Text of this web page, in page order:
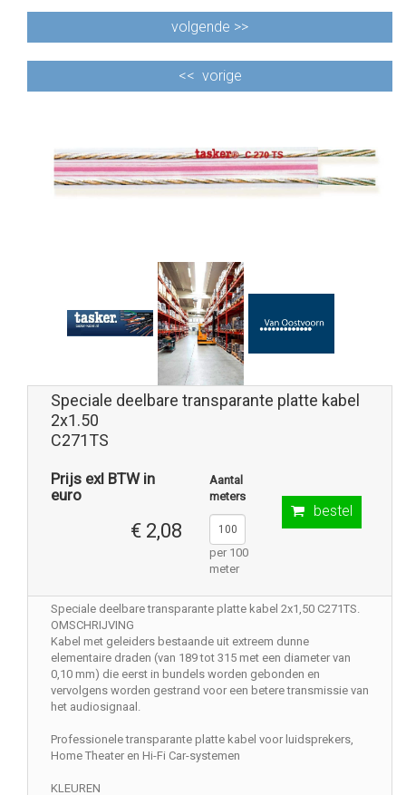
volgende >>
<< vorige
Speciale deelbare transparante platte kabel
2x1.50
C271TS
Prijs exl BTW in
euro
€ 2,08
Aantal
meters
per 100
meter
bestel
Speciale deelbare transparante platte kabel 2x1,50 C271TS.
OMSCHRIJVING
Kabel met geleiders bestaande uit extreem dunne
elementaire draden (van 189 tot 315 met een diameter van
0,10 mm) die eerst in bundels worden gebonden en
vervolgens worden gestrand voor een betere transmissie van
het audiosignaal.
Professionele transparante platte kabel voor luidsprekers,
Home Theater en Hi-Fi Car-systemen
KLEUREN